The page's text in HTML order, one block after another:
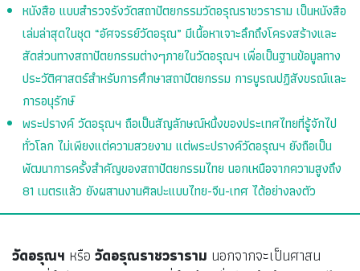
หนังสือ แบบสำรวจรังวัดสถาปัตยกรรมวัดอรุณราชวราราม เป็นหนังสือ
เล่มล่าสุดในชุด “อัศจรรย์วัดอรุณ” มีเนื้อหาเจาะลึกถึงโครงสร้างและ
สัดส่วนทางสถาปัตยกรรมต่างๆภายในวัดอรุณฯ เพื่อเป็นฐานข้อมูลทาง
ประวัติศาสตร์สำหรับการศึกษาสถาปัตยกรรม การบูรณปฏิสังขรณ์และ
การอนุรักษ์
พระปรางค์ วัดอรุณฯ ถือเป็นสัญลักษณ์หนึ่งของประเทศไทยที่รู้จักไป
ทั่วโลก ไม่เพียงแต่ความสวยงาม แต่พระปรางค์วัดอรุณฯ ยังถือเป็น
พัฒนาการครั้งสำคัญของสถาปัตยกรรมไทย นอกเหนือจากความสูงถึง
81 เมตรแล้ว ยังผสานงานศิลปะแบบไทย-จีน-เทศ ได้อย่างลงตัว
วัดอรุณฯ หรือ วัดอรุณราชวราราม นอกจากจะเป็นศาสน